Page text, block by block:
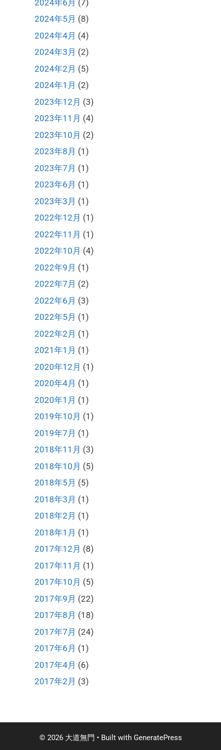
2024年6月 (7)
2024年5月 (8)
2024年4月 (4)
2024年3月 (2)
2024年2月 (5)
2024年1月 (2)
2023年12月 (3)
2023年11月 (4)
2023年10月 (2)
2023年8月 (1)
2023年7月 (1)
2023年6月 (1)
2023年3月 (1)
2022年12月 (1)
2022年11月 (1)
2022年10月 (4)
2022年9月 (1)
2022年7月 (2)
2022年6月 (3)
2022年5月 (1)
2022年2月 (1)
2021年1月 (1)
2020年12月 (1)
2020年4月 (1)
2020年1月 (1)
2019年10月 (1)
2019年7月 (1)
2018年11月 (3)
2018年10月 (5)
2018年5月 (5)
2018年3月 (1)
2018年2月 (1)
2018年1月 (1)
2017年12月 (8)
2017年11月 (1)
2017年10月 (5)
2017年9月 (22)
2017年8月 (18)
2017年7月 (24)
2017年6月 (1)
2017年4月 (6)
2017年2月 (3)
© 2026 大道無門 • Built with GeneratePress